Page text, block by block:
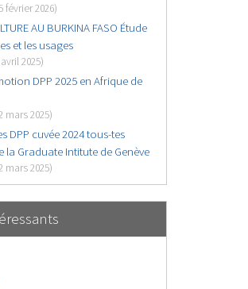
février 2026)
AU BURKINA FASO Étude
et les usages
2025)
DPP 2025 en Afrique de
mars 2025)
DPP cuvée 2024 tous-tes
la Graduate Intitute de Genève
mars 2025)